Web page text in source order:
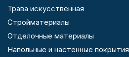
Трава искусственная
Стройматериалы
Отделочные материалы
Напольные и настенные покрытия